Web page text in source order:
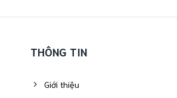
THÔNG TIN
Giới thiệu